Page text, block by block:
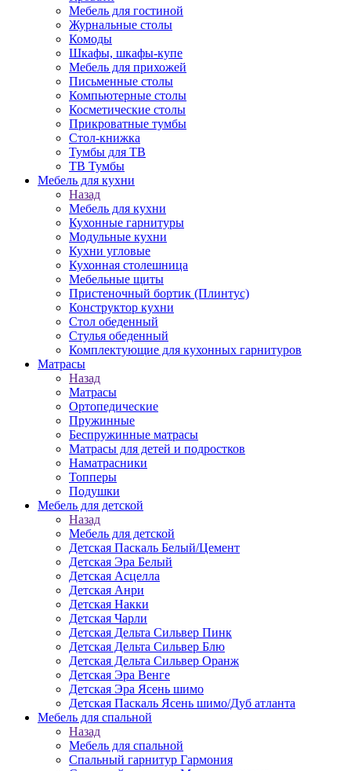
Мебель для гостиной
Журнальные столы
Комоды
Шкафы, шкафы-купе
Мебель для прихожей
Письменные столы
Компьютерные столы
Косметические столы
Прикроватные тумбы
Стол-книжка
Тумбы для ТВ
ТВ Тумбы
Мебель для кухни
Назад
Мебель для кухни
Кухонные гарнитуры
Модульные кухни
Кухни угловые
Кухонная столешница
Мебельные щиты
Пристеночный бортик (Плинтус)
Конструктор кухни
Стол обеденный
Стулья обеденный
Комплектующие для кухонных гарнитуров
Матраcы
Назад
Матраcы
Ортопедические
Пружинные
Беспружинные матрасы
Матрасы для детей и подростков
Наматрасники
Топперы
Подушки
Мебель для детской
Назад
Мебель для детской
Детская Паскаль Белый/Цемент
Детская Эра Белый
Детская Асцелла
Детская Анри
Детская Накки
Детская Чарли
Детская Дельта Сильвер Пинк
Детская Дельта Сильвер Блю
Детская Дельта Сильвер Оранж
Детская Эра Венге
Детская Эра Ясень шимо
Детская Паскаль Ясень шимо/Дуб атланта
Мебель для спальной
Назад
Мебель для спальной
Спальный гарнитур Гармония